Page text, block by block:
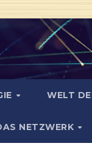
WELT
NETZWERK